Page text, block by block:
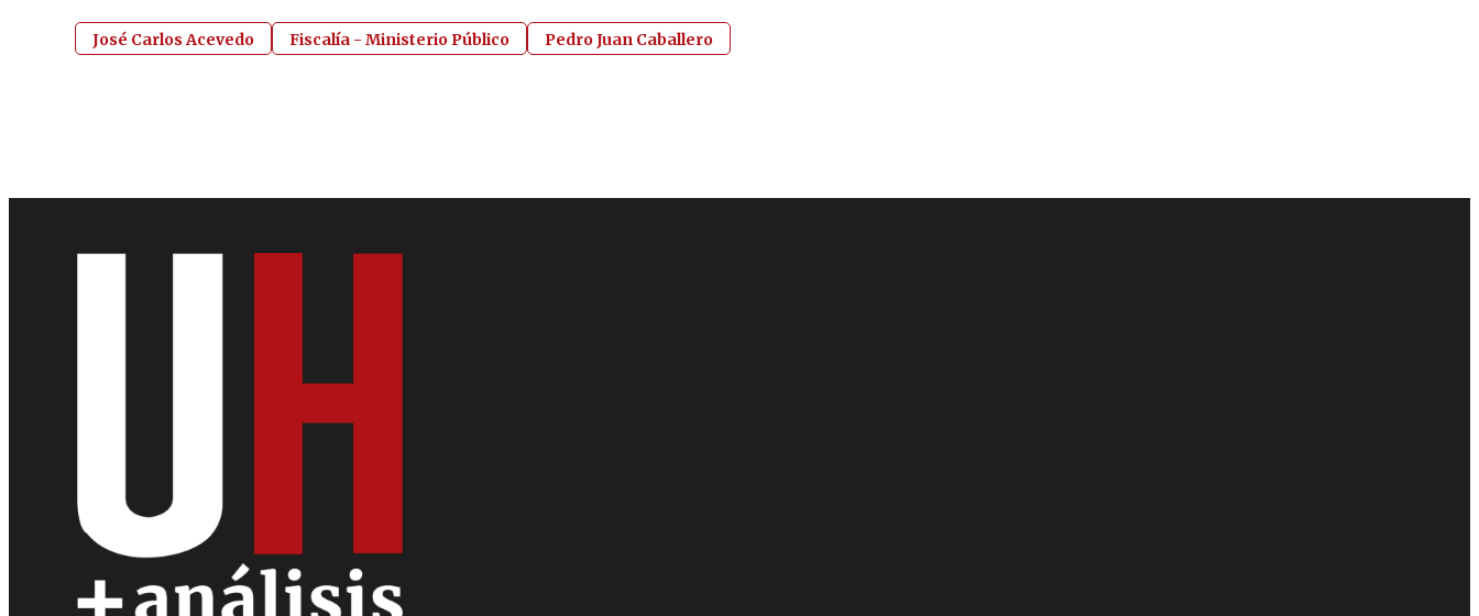
José Carlos Acevedo Fiscalía - Ministerio Público Pedro Juan Caballero